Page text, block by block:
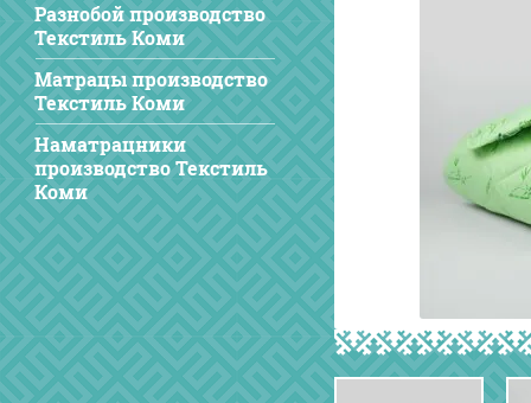
Разнобой производство
Текстиль Коми
Матрацы производство
Текстиль Коми
Наматрацники
производство Текстиль
Коми